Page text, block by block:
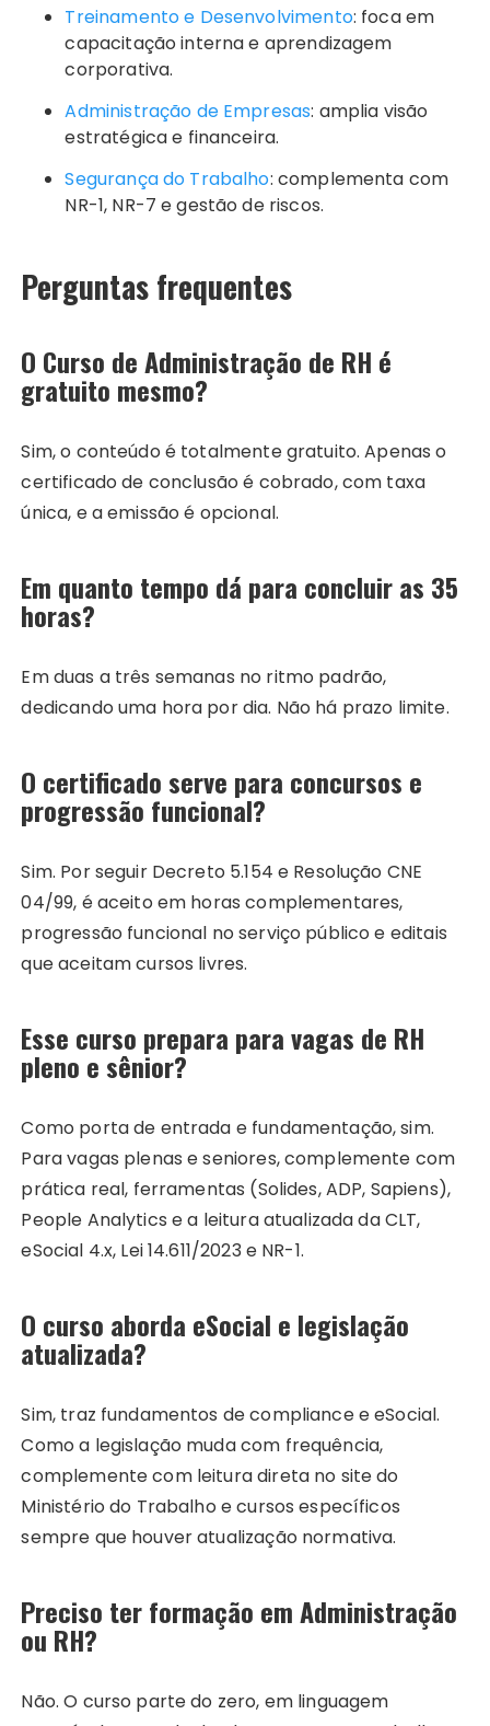
Treinamento e Desenvolvimento: foca em
capacitação interna e aprendizagem
corporativa.
Administração de Empresas: amplia visão
estratégica e financeira.
Segurança do Trabalho: complementa com
NR-1, NR-7 e gestão de riscos.
Perguntas frequentes
O Curso de Administração de RH é
gratuito mesmo?
Sim, o conteúdo é totalmente gratuito. Apenas o
certificado de conclusão é cobrado, com taxa
única, e a emissão é opcional.
Em quanto tempo dá para concluir as 35
horas?
Em duas a três semanas no ritmo padrão,
dedicando uma hora por dia. Não há prazo limite.
O certificado serve para concursos e
progressão funcional?
Sim. Por seguir Decreto 5.154 e Resolução CNE
04/99, é aceito em horas complementares,
progressão funcional no serviço público e editais
que aceitam cursos livres.
Esse curso prepara para vagas de RH
pleno e sênior?
Como porta de entrada e fundamentação, sim.
Para vagas plenas e seniores, complemente com
prática real, ferramentas (Solides, ADP, Sapiens),
People Analytics e a leitura atualizada da CLT,
eSocial 4.x, Lei 14.611/2023 e NR-1.
O curso aborda eSocial e legislação
atualizada?
Sim, traz fundamentos de compliance e eSocial.
Como a legislação muda com frequência,
complemente com leitura direta no site do
Ministério do Trabalho e cursos específicos
sempre que houver atualização normativa.
Preciso ter formação em Administração
ou RH?
Não. O curso parte do zero, em linguagem